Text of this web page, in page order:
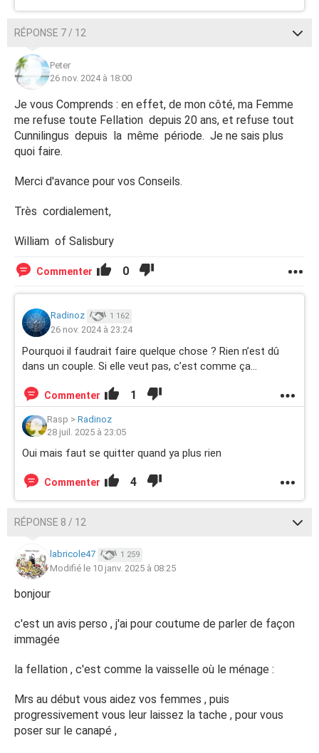
RÉPONSE 7 / 12
Peter
26 nov. 2024 à 18:00
Je vous Comprends : en effet, de mon côté, ma Femme
me refuse toute Fellation depuis 20 ans, et refuse tout
Cunnilingus depuis la même période. Je ne sais plus
quoi faire.
Merci d'avance pour vos Conseils.
Très cordialement,
William of Salisbury
Commenter 0
Radinoz 1 162
26 nov. 2024 à 23:24
Pourquoi il faudrait faire quelque chose ? Rien n’est dû
dans un couple. Si elle veut pas, c’est comme ça…
Commenter 1
Rasp > Radinoz
28 juil. 2025 à 23:05
Oui mais faut se quitter quand ya plus rien
Commenter 4
RÉPONSE 8 / 12
labricole47 1 259
Modifié le 10 janv. 2025 à 08:25
bonjour
c'est un avis perso , j'ai pour coutume de parler de façon
immagée
la fellation , c'est comme la vaisselle où le ménage :
Mrs au début vous aidez vos femmes , puis
progressivement vous leur laissez la tache , pour vous
poser sur le canapé ,